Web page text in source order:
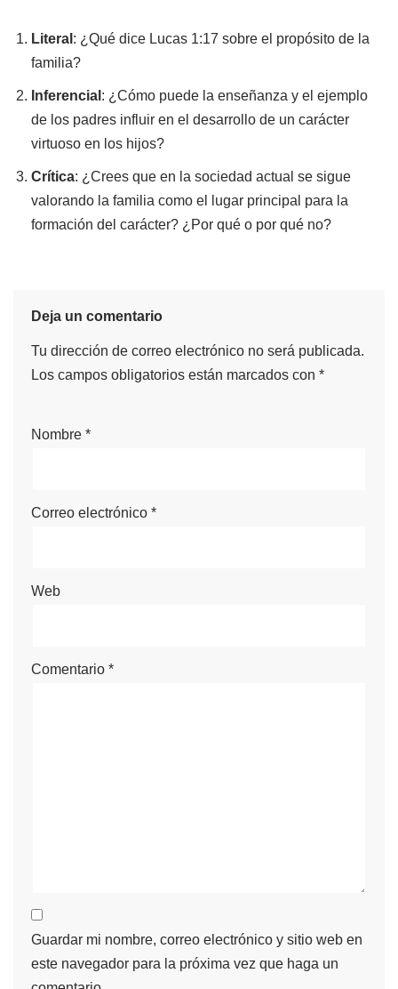
Literal : ¿Qué dice Lucas 1:17 sobre el propósito de la
familia?
Inferencial : ¿Cómo puede la enseñanza y el ejemplo
de los padres influir en el desarrollo de un carácter
virtuoso en los hijos?
Crítica: ¿Crees que en la sociedad actual se sigue
valorando la familia como el lugar principal para la
formación del carácter? ¿Por qué o por qué no?
Deja un comentario
Tu dirección de correo electrónico no será publicada.
Los campos obligatorios están marcados con *
Nombre *
Correo electrónico *
Web
Comentario *
Guardar mi nombre, correo electrónico y sitio web en
este navegador para la próxima vez que haga un